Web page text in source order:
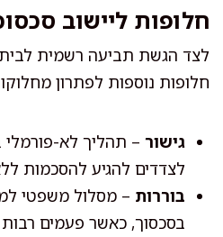
חלופות ליישוב
לצד הגשת תביעה רשמית
חלופות נוספות לפתרון
גישור – תהליך לא-פורמלי
לצדדים להגיע להסכמות
בוררות – מסלול משפטי
בסכסוך, כאשר פעמים